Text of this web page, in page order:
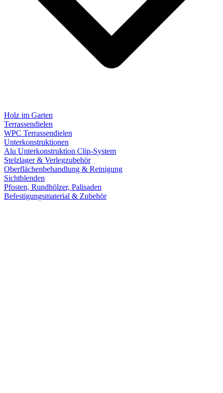
Holz im Garten
Terrassendielen
WPC Terrassendielen
Unterkonstruktionen
Alu Unterkonstruktion Clip-System
Stelzlager & Verlegzubehör
Oberflächenbehandlung & Reinigung
Sichtblenden
Pfosten, Rundhölzer, Palisaden
Befestigungsmaterial & Zubehör